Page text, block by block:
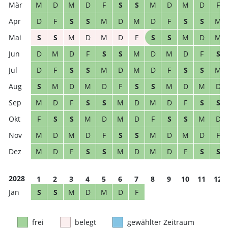
M
D M D F S S M D M D
F
D
F S S M D M D F S S
M
S
S M D M D F S S M D
M
D
M D F S S M D M D F
S
D
F S S M D M D F S S
M
S
M D M D F S S M D M
D
M
D F S S M D M D F S
S
F
S S M D M D F S S M
D
M
D M D F S S M D M D
F
M
D F S S M D M D F S S
2028 1 2 3 4 5 6 7 8 9 10 11
12
S
S M D M D F
frei belegt gewählter Zeitraum